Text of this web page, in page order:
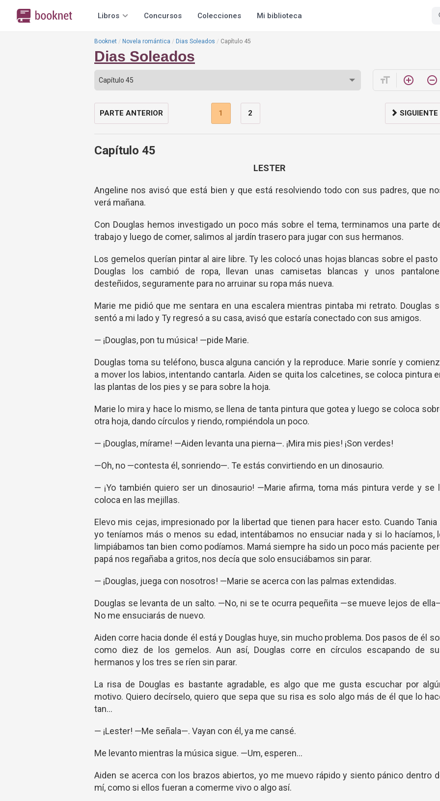
Libros Concursos Colecciones Mi biblioteca
Booknet Novela romántica Dias Soleados Capítulo 45
Dias Soleados
format_size add_circle_outline remove_circle_outline
PARTE ANTERIOR 1 2 SIGUIENTE
Capítulo 45
LESTER
Angeline nos avisó que está bien y que está resolviendo todo con sus padres, que
verá mañana.
Con Douglas hemos investigado un poco más sobre el tema, terminamos una parte
trabajo y luego de comer, salimos al jardín trasero para jugar con sus hermanos.
Los gemelos querían pintar al aire libre. Ty les colocó unas hojas blancas sobre el pasto
Douglas los cambió de ropa, llevan unas camisetas blancas y unos
desteñidos, seguramente para no arruinar su ropa más nueva.
Marie me pidió que me sentara en una escalera mientras pintaba mi retrato. Douglas
sentó a mi lado y Ty regresó a su casa, avisó que estaría conectado con sus amigos.
— ¡Douglas, pon tu música! —pide Marie.
Douglas toma su teléfono, busca alguna canción y la reproduce. Marie sonríe y
a mover los labios, intentando cantarla. Aiden se quita los calcetines, se coloca pintura
las plantas de los pies y se para sobre la hoja.
Marie lo mira y hace lo mismo, se llena de tanta pintura que gotea y luego se coloca
otra hoja, dando círculos y riendo, rompiéndola un poco.
— ¡Douglas, mírame! —Aiden levanta una pierna—. ¡Mira mis pies! ¡Son verdes!
—Oh, no —contesta él, sonriendo—. Te estás convirtiendo en un dinosaurio.
— ¡Yo también quiero ser un dinosaurio! —Marie afirma, toma más pintura verde y se
coloca en las mejillas.
Elevo mis cejas, impresionado por la libertad que tienen para hacer esto. Cuando Tania
yo teníamos más o menos su edad, intentábamos no ensuciar nada y si lo hacíamos,
limpiábamos tan bien como podíamos. Mamá siempre ha sido un poco más paciente
papá nos regañaba a gritos, nos decía que solo ensuciábamos sin parar.
— ¡Douglas, juega con nosotros! —Marie se acerca con las palmas extendidas.
Douglas se levanta de un salto. —No, ni se te ocurra pequeñita —se mueve lejos de
No me ensuciarás de nuevo.
Aiden corre hacia donde él está y Douglas huye, sin mucho problema. Dos pasos de él
como diez de los gemelos. Aun así, Douglas corre en círculos escapando de
hermanos y los tres se ríen sin parar.
La risa de Douglas es bastante agradable, es algo que me gusta escuchar por
motivo. Quiero decírselo, quiero que sepa que su risa es solo algo más de él que lo
tan…
— ¡Lester! —Me señala—. Vayan con él, ya me cansé.
Me levanto mientras la música sigue. —Um, esperen…
Aiden se acerca con los brazos abiertos, yo me muevo rápido y siento pánico dentro
mí, como si ellos fueran a comerme vivo o algo así.